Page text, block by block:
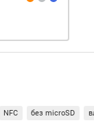
NFC без microSD